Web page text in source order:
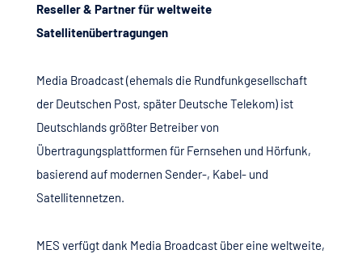
Reseller & Partner für weltweite
Satellitenübertragungen
Media Broadcast (ehemals die Rundfunkgesellschaft
der Deutschen Post, später Deutsche Telekom) ist
Deutschlands größter Betreiber von
Übertragungsplattformen für Fernsehen und Hörfunk,
basierend auf modernen Sender-, Kabel- und
Satellitennetzen.
MES verfügt dank Media Broadcast über eine weltweite,